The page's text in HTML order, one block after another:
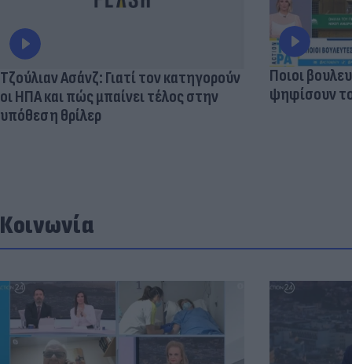
Τζούλιαν Ασάνζ: Γιατί τον κατηγορούν
οι ΗΠΑ και πώς μπαίνει τέλος στην
υπόθεση θρίλερ
Ποιοι
ψηφίσουν
Κοινωνία